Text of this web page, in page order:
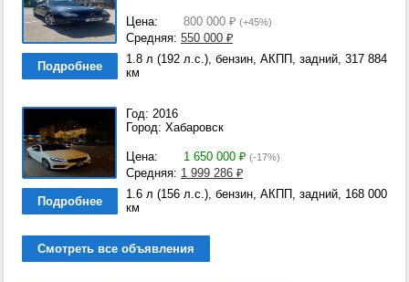
Цена: 800 000 ₽ (+45%)
Средняя: 550 000 ₽
Подробнее
1.8 л (192 л.с.), бензин, АКПП, задний, 317 884
км
Год: 2016
Город: Хабаровск
Цена: 1 650 000 ₽ (-17%)
Средняя: 1 999 286 ₽
Подробнее
1.6 л (156 л.с.), бензин, АКПП, задний, 168 000
км
Смотреть все объявления